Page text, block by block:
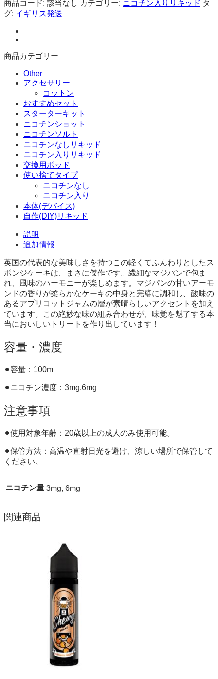
ッ
テ
ン
バ
グ
コ
ン
入
り
リ
キ
ッ
ド
100ml
商品コード: 該当なし カテゴリー: ニコチン入りリキッド タ
グ: イギリス発送
商品カテゴリー
Other
アクセサリー
コットン
おすすめセット
スターターキット
ニコチンショット
ニコチンソルト
ニコチンなしリキッド
ニコチン入りリキッド
交換用ポッド
使い捨てタイプ
ニコチンなし
ニコチン入り
本体(デバイス)
自作(DIY)リキッド
説明
追加情報
英国の代表的な美味しさを持つこの軽くてふんわりとしたス
ポンジケーキは、まさに傑作です。繊細なマジパンで包ま
れ、風味のハーモニーが楽しめます。マジパンの甘いアーモ
ンドの香りが柔らかなケーキの中身と完璧に調和し、酸味の
あるアプリコットジャムの層が素晴らしいアクセントを加え
ています。この絶妙な味の組み合わせが、味覚を魅了する本
当においしいトリートを作り出しています！
容量・濃度
⚫︎容量：100ml
⚫︎ニコチン濃度：3mg,6mg
注意事項
⚫︎使用対象年齢：20歳以上の成人のみ使用可能。
⚫︎保管方法：高温や直射日光を避け、涼しい場所で保管して
ください。
ニコチン量 3mg, 6mg
関連商品